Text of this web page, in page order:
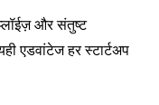
और संतुष्ट
एडवांटेज हर स्टार्टअप